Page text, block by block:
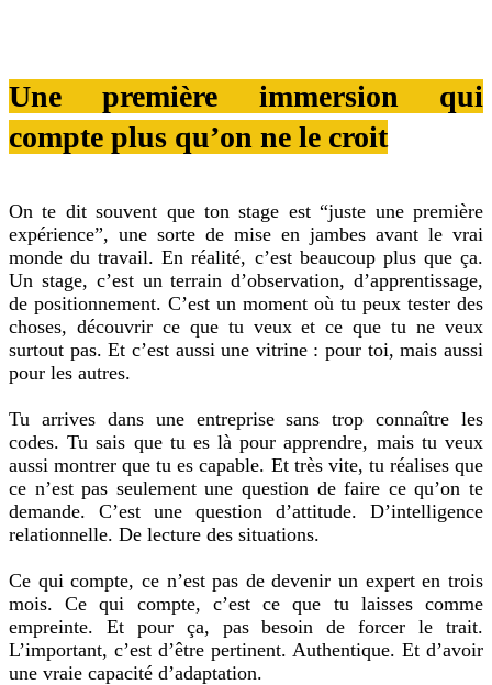
Une première immersion qui
compte plus qu’on ne le croit
On te dit souvent que ton stage est “juste une première
expérience”, une sorte de mise en jambes avant le vrai
monde du travail. En réalité, c’est beaucoup plus que ça.
Un stage, c’est un terrain d’observation, d’apprentissage,
de positionnement. C’est un moment où tu peux tester des
choses, découvrir ce que tu veux et ce que tu ne veux
surtout pas. Et c’est aussi une vitrine : pour toi, mais aussi
pour les autres.
Tu arrives dans une entreprise sans trop connaître les
codes. Tu sais que tu es là pour apprendre, mais tu veux
aussi montrer que tu es capable. Et très vite, tu réalises que
ce n’est pas seulement une question de faire ce qu’on te
demande. C’est une question d’attitude. D’intelligence
relationnelle. De lecture des situations.
Ce qui compte, ce n’est pas de devenir un expert en trois
mois. Ce qui compte, c’est ce que tu laisses comme
empreinte. Et pour ça, pas besoin de forcer le trait.
L’important, c’est d’être pertinent. Authentique. Et d’avoir
une vraie capacité d’adaptation.